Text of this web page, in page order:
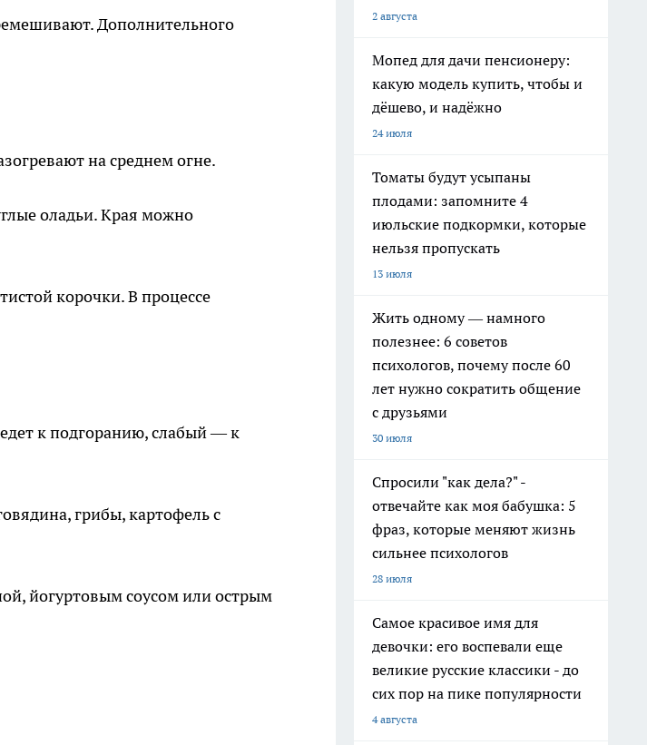
Дополнительного
на среднем огне.
оладьи. Края можно
корочки. В процессе
к подгоранию, слабый — к
грибы, картофель с
йогуртовым соусом или острым
2 августа
Мопед для дачи пенсионеру:
какую модель купить, чтобы и
дёшево, и надёжно
24 июля
Томаты будут усыпаны
плодами: запомните 4
июльские подкормки, которые
нельзя пропускать
13 июля
Жить одному — намного
полезнее: 6 советов
психологов, почему после 60
лет нужно сократить общение
с друзьями
30 июля
Спросили "как дела?" -
отвечайте как моя бабушка: 5
фраз, которые меняют жизнь
сильнее психологов
28 июля
Самое красивое имя для
девочки: его воспевали еще
великие русские классики - до
сих пор на пике популярности
4 августа